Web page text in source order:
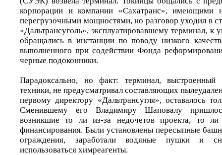
корпорации и компании «Сахатранс», имеющими
перегрузочными мощностями, но разговор уходил в
«Дальтрансуголь», эксплуатировавшему терминал, к
обращались в инстанции по поводу низкого
выполненного при содействии Фонда
черные подоконники.
Парадоксально, но факт: терминал,
техники, не предусматривал составляющих
первому директору «Дальтрансугля», оставалось
Сменившему его Владимиру Шаповалу
возникшие то ли из-за недочетов проекта, то ли
финансирования. Были установлены пересыпные
ограждения, заработали водяные пушки и
использоваться химреагенты.